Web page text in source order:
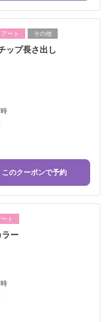
アート その他
ップ長さ出し
このクーポンで予約
ート
ラー